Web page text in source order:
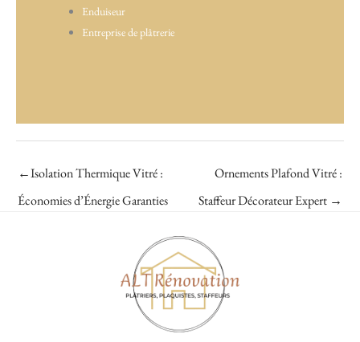
Enduiseur
Entreprise de plâtrerie
←Isolation Thermique Vitré :
Économies d’Énergie Garanties
Ornements Plafond Vitré :
Staffeur Décorateur Expert →